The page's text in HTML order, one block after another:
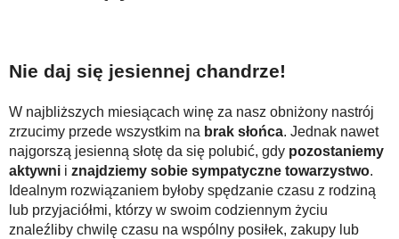
Z internetem za pan brat
Bezpiecznie i w zgodzie z prawem
Nie daj się jesiennej chandrze!
W najbliższych miesiącach winę za nasz obniżony nastrój
zrzucimy przede wszystkim na brak słońca. Jednak nawet
najgorszą jesienną słotę da się polubić, gdy pozostaniemy
aktywni i znajdziemy sobie sympatyczne towarzystwo.
Idealnym rozwiązaniem byłoby spędzanie czasu z rodziną
lub przyjaciółmi, którzy w swoim codziennym życiu
znaleźliby chwilę czasu na wspólny posiłek, zakupy lub